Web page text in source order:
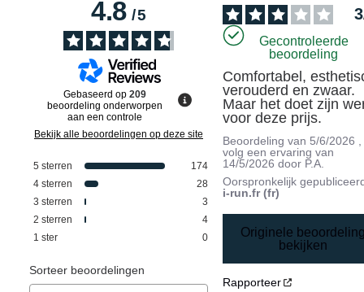
4.8/5
Gebaseerd op 209
beoordeling onderworpen
aan een controle
Bekijk alle beoordelingen op deze site
5 sterren
174
4 sterren
28
3 sterren
3
2 sterren
4
1 ster 0
Sorteer beoordelingen
3
Gecontroleerde
beoordeling
Comfortabel,
verouderd en zwaar.
Maar het doet zijn
voor deze prijs.
Beoordeling van 5/6/2026
volg een ervaring van
14/5/2026 door P.A.
Oorspronkelijk
i-run.fr (fr)
Originele
bekijken
Rapporteer